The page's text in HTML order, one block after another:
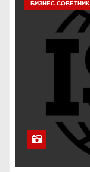
БИЗНЕС СОВЕТНИК